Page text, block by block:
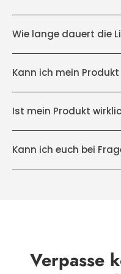
Sehr schnell und wie
31/07/2026
31/07/2026
Wie lange dauert die
Kann ich mein
Ist mein Produkt
Kann ich euch bei
Verpasse